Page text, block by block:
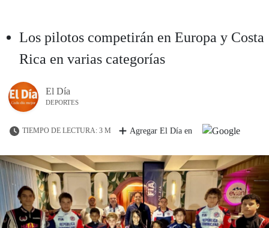
Los pilotos competirán en Europa y Costa
Rica en varias categorías
El Día
DEPORTES
TIEMPO DE LECTURA: 3 M Agregar El Día en